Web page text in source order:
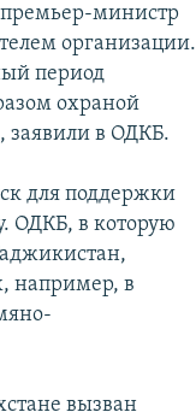
премьер-министр
организации.
период
охраной
заявили в ОДКБ.
для поддержки
ОДКБ, в которую
например, в
вызван